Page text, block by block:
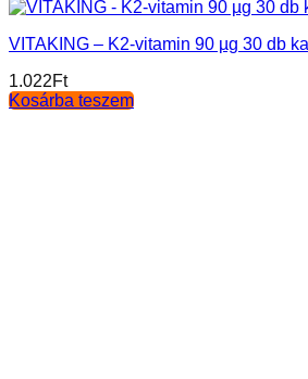
VITAKING – K2-vitamin 90 µg 30 db
1.022Ft
Kosárba teszem